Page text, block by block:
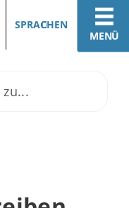
MENÜ
SPRACHEN